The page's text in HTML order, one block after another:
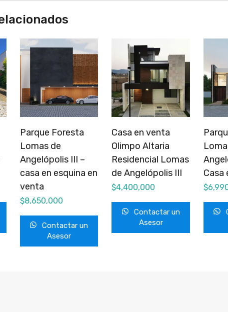
Parque Foresta
Lomas de
Angelópolis III –
casa en esquina en
venta
$8,650,000
Contactar un
Asesor
Casa en venta
Olimpo Altaria
Residencial Lomas
de Angelópolis III
$4,400,000
Contactar un
Asesor
Casa
$